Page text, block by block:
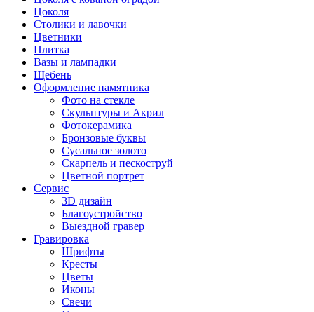
Цоколя
Столики и лавочки
Цветники
Плитка
Вазы и лампадки
Щебень
Оформление памятника
Фото на стекле
Скульптуры и Акрил
Фотокерамика
Бронзовые буквы
Сусальное золото
Скарпель и пескоструй
Цветной портрет
Сервис
3D дизайн
Благоустройство
Выездной гравер
Гравировка
Шрифты
Кресты
Цветы
Иконы
Свечи